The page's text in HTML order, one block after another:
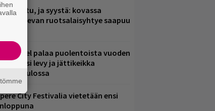
mainittu, ja syystä: kovassa
olevan ruotsalaisyhtye saapuu
Channel palaa puolentoista vuoden
– uusi levy ja jättikeikka
tulossa
City Festivalia vietetään ensi